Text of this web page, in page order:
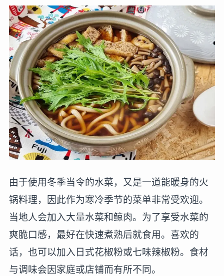
由于使用冬季当令的水菜，又是一道能暖身的火
锅料理，因此作为寒冷季节的菜单非常受欢迎。
当地人会加入大量水菜和鲸肉。为了享受水菜的
爽脆口感，最好在快速煮熟后就食用。喜欢的
话，也可以加入日式花椒粉或七味辣椒粉。食材
与调味会因家庭或店铺而有所不同。